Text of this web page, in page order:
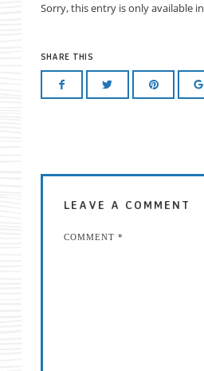
Sorry, this entry is only available in
SHARE THIS
LEAVE A COMMENT
COMMENT *